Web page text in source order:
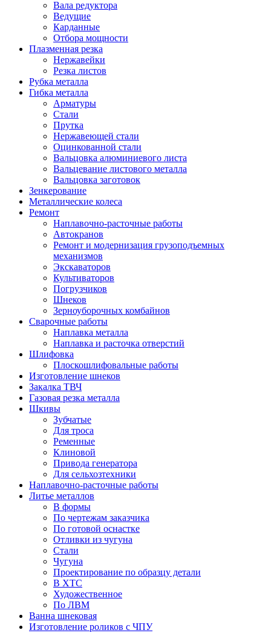
Вала редуктора
Ведущие
Карданные
Отбора мощности
Плазменная резка
Нержавейки
Резка листов
Рубка металла
Гибка металла
Арматуры
Стали
Прутка
Нержавеющей стали
Оцинкованной стали
Вальцовка алюминиевого листа
Вальцевание листового металла
Вальцовка заготовок
Зенкерование
Металлические колеса
Ремонт
Наплавочно-расточные работы
Автокранов
Ремонт и модернизация грузоподъемных
механизмов
Экскаваторов
Культиваторов
Погрузчиков
Шнеков
Зерноуборочных комбайнов
Сварочные работы
Наплавка металла
Наплавка и расточка отверстий
Шлифовка
Плоскошлифовальные работы
Изготовление шнеков
Закалка ТВЧ
Газовая резка металла
Шкивы
Зубчатые
Для троса
Ременные
Клиновой
Привода генератора
Для сельхозтехники
Наплавочно-расточные работы
Литье металлов
В формы
По чертежам заказчика
По готовой оснастке
Отливки из чугуна
Стали
Чугуна
Проектирование по образцу детали
В ХТС
Художественное
По ЛВМ
Ванна шнековая
Изготовление роликов с ЧПУ